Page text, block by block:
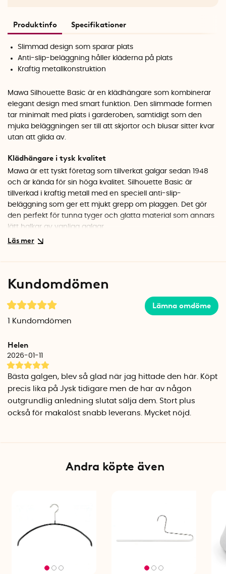
Produktinfo Specifikationer
Slimmad design som sparar plats
Anti-slip-beläggning håller kläderna på plats
Kraftig metallkonstruktion
Mawa Silhouette Basic är en klädhängare som kombinerar
elegant design med smart funktion. Den slimmade formen
tar minimalt med plats i garderoben, samtidigt som den
mjuka beläggningen ser till att skjortor och blusar sitter kvar
utan att glida av.
Klädhängare i tysk kvalitet
Mawa är ett tyskt företag som tillverkat galgar sedan 1948
och är kända för sin höga kvalitet. Silhouette Basic är
tillverkad i kraftig metall med en speciell anti-slip-
beläggning som ger ett mjukt grepp om plaggen. Det gör
den perfekt för tunna tyger och glatta material som annars
lätt halkar av vanliga galgar.
krökta formen följer plaggets naturliga linjer och hjälper
svart, så du kan välja den färg som passar din garderob
bäst.
Bredd: 41 cm
Material: Metall med anti-slip-beläggning
Färg: Vit eller svart
Tillverkare: Mawa, Tyskland
Kundomdömen
Lämna omdöme
Kundomdömen
Helen
2026-01-11
Bästa galgen, blev så glad när jag hittade den här. Köpt
precis lika på Jysk tidigare men de har av någon
outgrundlig anledning slutat sälja dem. Stort plus
också för makalöst snabb leverans. Mycket nöjd.
Andra köpte även